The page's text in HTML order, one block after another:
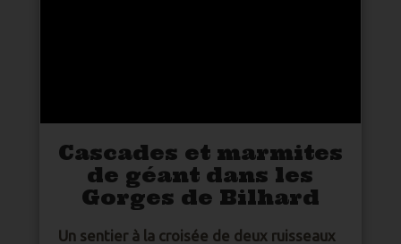
Cascades et marmites
de géant dans les
Gorges de Bilhard
Un sentier à la croisée de deux ruisseaux